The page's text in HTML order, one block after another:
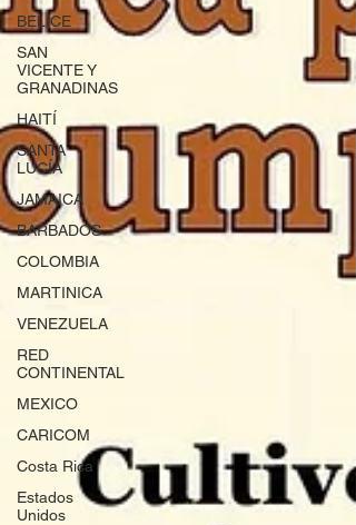
BELICE
SAN
VICENTE Y
GRANADINAS
HAITÍ
SANTA
LUCÍA
JAMAICA
BARBADOS
COLOMBIA
MARTINICA
VENEZUELA
RED
CONTINENTAL
MEXICO
CARICOM
Costa Rica
Estados
Unidos